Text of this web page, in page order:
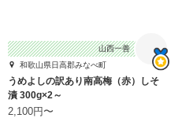
山西一善
和歌山県日高郡みなべ町
うめよしの訳あり南高梅（赤）しそ
漬 300g×2～
2,100円〜